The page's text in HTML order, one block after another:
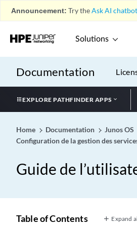
Announcement: Try theAsk AI chatbot
Solutions
Documentation
EXPLORE PATHFINDER APPS
Home Documentation Junos OS
Configuration de la gestion des
Guide de
Table of Contents Expand